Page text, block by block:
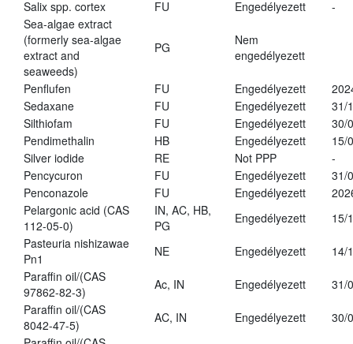
Salix spp. cortex FU Engedélyezett
-
Sea-algae extract
(formerly sea-algae
extract and
seaweeds)
PG
Nem
engedélyezett
Penflufen FU Engedélyezett
Sedaxane
FU Engedélyezett
31/
Silthiofam
FU Engedélyezett
30/
Pendimethalin
HB Engedélyezett
15/
Silver iodide
RE Not PPP
-
Pencycuron
FU Engedélyezett
31/
Penconazole
FU Engedélyezett
Pelargonic acid (CAS
112-05-0)
IN, AC, HB,
PG
Engedélyezett
15/
Pasteuria nishizawae
Pn1
NE Engedélyezett
14/
Paraffin oil/(CAS
97862-82-3)
Ac, IN Engedélyezett
31/
Paraffin oil/(CAS
8042-47-5)
AC, IN Engedélyezett
30/